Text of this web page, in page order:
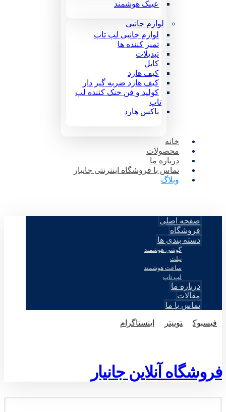
عینک هوشمند
لوازم جانبی
لوازم جانبی لپ تاپ
تمیز کننده ها
تبدیلات
کابل
کیف هارد
کیف هارد ضربه گیر دار
کولپد و فن خنک کننده لپ
تاپ
باکس هارد
خانه
محصولات
درباره ما
تماس با فروشگاه اینترنتی جانیار
وبلاگ
صفحه اصلی
فروشگاه
دسته بندی ها
گوشی هوشمند
تبلت
ساعت هوشمند
لپ تاپ
درباره ما
مقالات
تماس با ما
فيسبوک توییتر
اینستاگرام
فروشگاه آنلاین جانیار